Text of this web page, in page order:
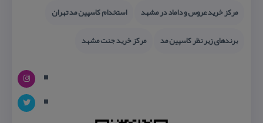
مركز خرید عروس و داماد در مشهد
استخدام كاسپین مد تهران
برندهای زیر نظر كاسپین مد
مركز خرید جنت مشهد